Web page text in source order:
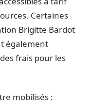
Certaines
Brigitte Bardot
également
frais pour les
mobilisés :